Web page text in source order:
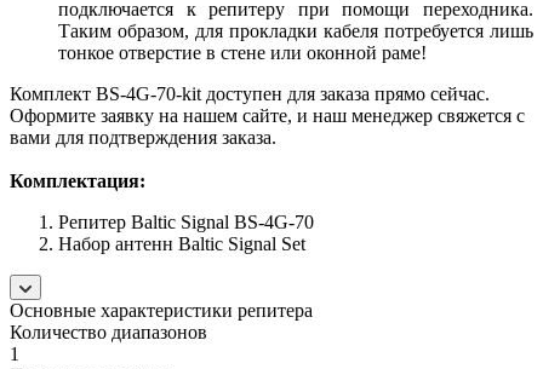
подключается к репитеру при помощи переходника.
Таким образом, для прокладки кабеля потребуется лишь
тонкое отверстие в стене или оконной раме!
Комплект BS-4G-70-kit доступен для заказа прямо сейчас.
Оформите заявку на нашем сайте, и наш менеджер свяжется с
вами для подтверждения заказа.
Комплектация:
Репитер Baltic Signal BS-4G-70
Набор антенн Baltic Signal Set
Основные характеристики репитера
Количество диапазонов
1